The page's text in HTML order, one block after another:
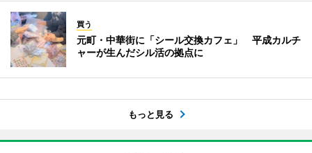
買う
元町・中華街に「シール交換カフェ」 平成カルチ
ャーが生んだシル活の拠点に
もっと見る